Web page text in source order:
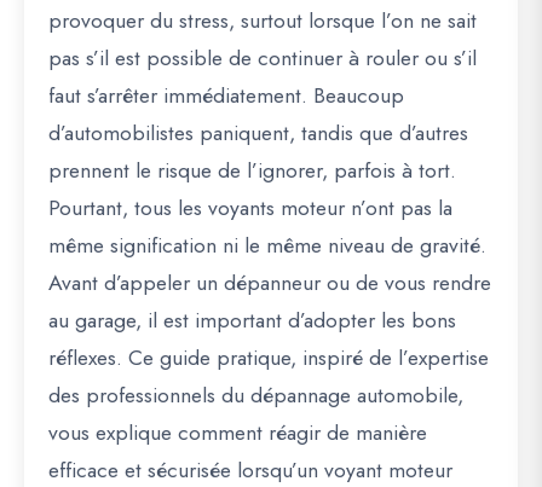
provoquer du stress, surtout lorsque l’on ne sait
pas s’il est possible de continuer à rouler ou s’il
faut s’arrêter immédiatement. Beaucoup
d’automobilistes paniquent, tandis que d’autres
prennent le risque de l’ignorer, parfois à tort.
Pourtant, tous les voyants moteur n’ont pas la
même signification ni le même niveau de gravité.
Avant d’appeler un dépanneur ou de vous rendre
au garage, il est important d’adopter les bons
réflexes. Ce guide pratique, inspiré de l’expertise
des professionnels du dépannage automobile,
vous explique comment réagir de manière
efficace et sécurisée lorsqu’un voyant moteur